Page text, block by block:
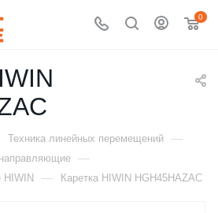
0
Техника линейных перемещений —
—
— Каретка HIWIN HGH45HAZAC